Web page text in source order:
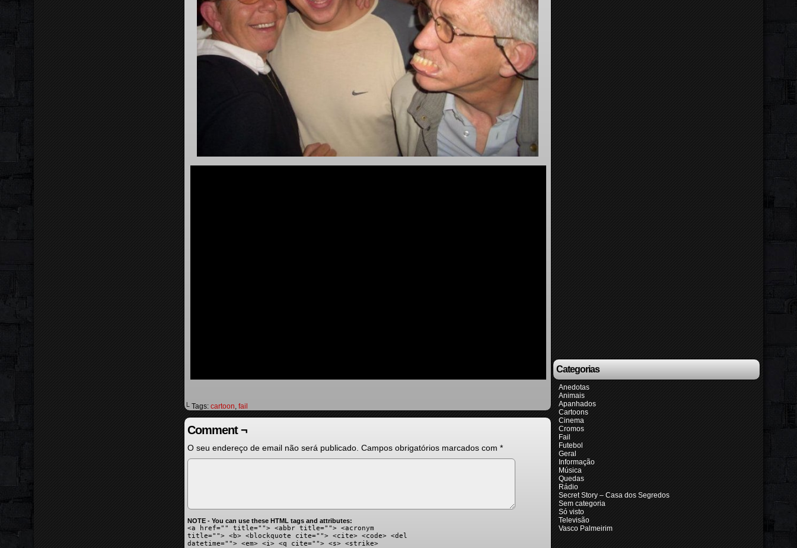
└ Tags: cartoon, fail
Comment ¬
O seu endereço de email não será publicado. Campos obrigatórios marcados com *
NOTE - You can use these HTML tags and attributes:
<a href="" title=""> <abbr title=""> <acronym
title=""> <b> <blockquote cite=""> <cite> <code> <del
datetime=""> <em> <i> <q cite=""> <s> <strike>
Categorias
Anedotas
Animais
Apanhados
Cartoons
Cinema
Cromos
Fail
Futebol
Geral
Informação
Música
Quedas
Rádio
Secret Story – Casa dos Segredos
Sem categoria
Só visto
Televisão
Vasco Palmeirim